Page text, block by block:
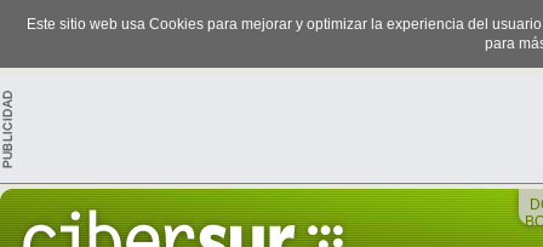
Este sitio web usa Cookies para mejorar y optimizar la experiencia del
para